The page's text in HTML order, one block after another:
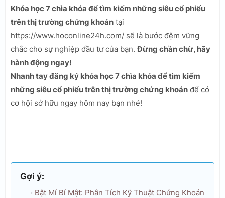
Khóa học 7 chìa khóa để tìm kiếm những siêu cổ phiếu
trên thị trường chứng khoán tại
https://www.hoconline24h.com/ sẽ là bước đệm vững
chắc cho sự nghiệp đầu tư của bạn.Đừng chần chừ, hãy
hành động ngay!
Nhanh tay đăng ký khóa học 7 chìa khóa để tìm kiếm
những siêu cổ phiếu trên thị trường chứng khoán để có
cơ hội sở hữu ngay hôm nay bạn nhé!
Gợi ý:
Bật Mí Bí Mật: Phân Tích Kỹ Thuật Chứng Khoán